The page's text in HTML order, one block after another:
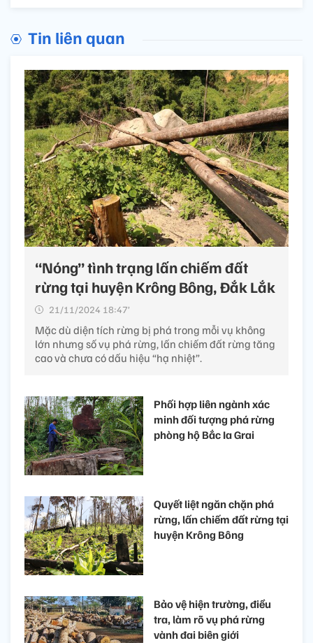
Tin liên quan
“Nóng” tình trạng lấn chiếm đất
rừng tại huyện Krông Bông, Đắk Lắk
21/11/2024 18:47’
Mặc dù diện tích rừng bị phá trong mỗi vụ không
lớn nhưng số vụ phá rừng, lấn chiếm đất rừng tăng
cao và chưa có dấu hiệu “hạ nhiệt”.
Phối hợp liên ngành xác
minh đối tượng phá rừng
phòng hộ Bắc Ia Grai
Quyết liệt ngăn chặn phá
rừng, lấn chiếm đất rừng tại
huyện Krông Bông
Bảo vệ hiện trường, điều
tra, làm rõ vụ phá rừng
vành đai biên giới